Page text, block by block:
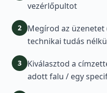
vezérlőpultot
2
Megírod az üzenetet
technikai tudás
3
Kiválasztod a
adott falu / egy